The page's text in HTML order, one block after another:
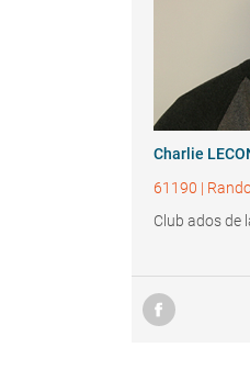
Charlie
61190 |
Club ados de